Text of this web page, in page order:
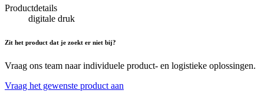
Productdetails
digitale druk
Zit het product dat je zoekt er niet bij?
Vraag ons team naar individuele product- en logistieke oplossingen.
Vraag het gewenste product aan